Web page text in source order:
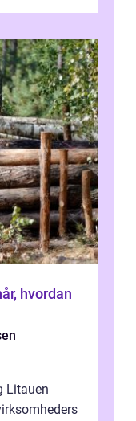
hvordan
Litauen